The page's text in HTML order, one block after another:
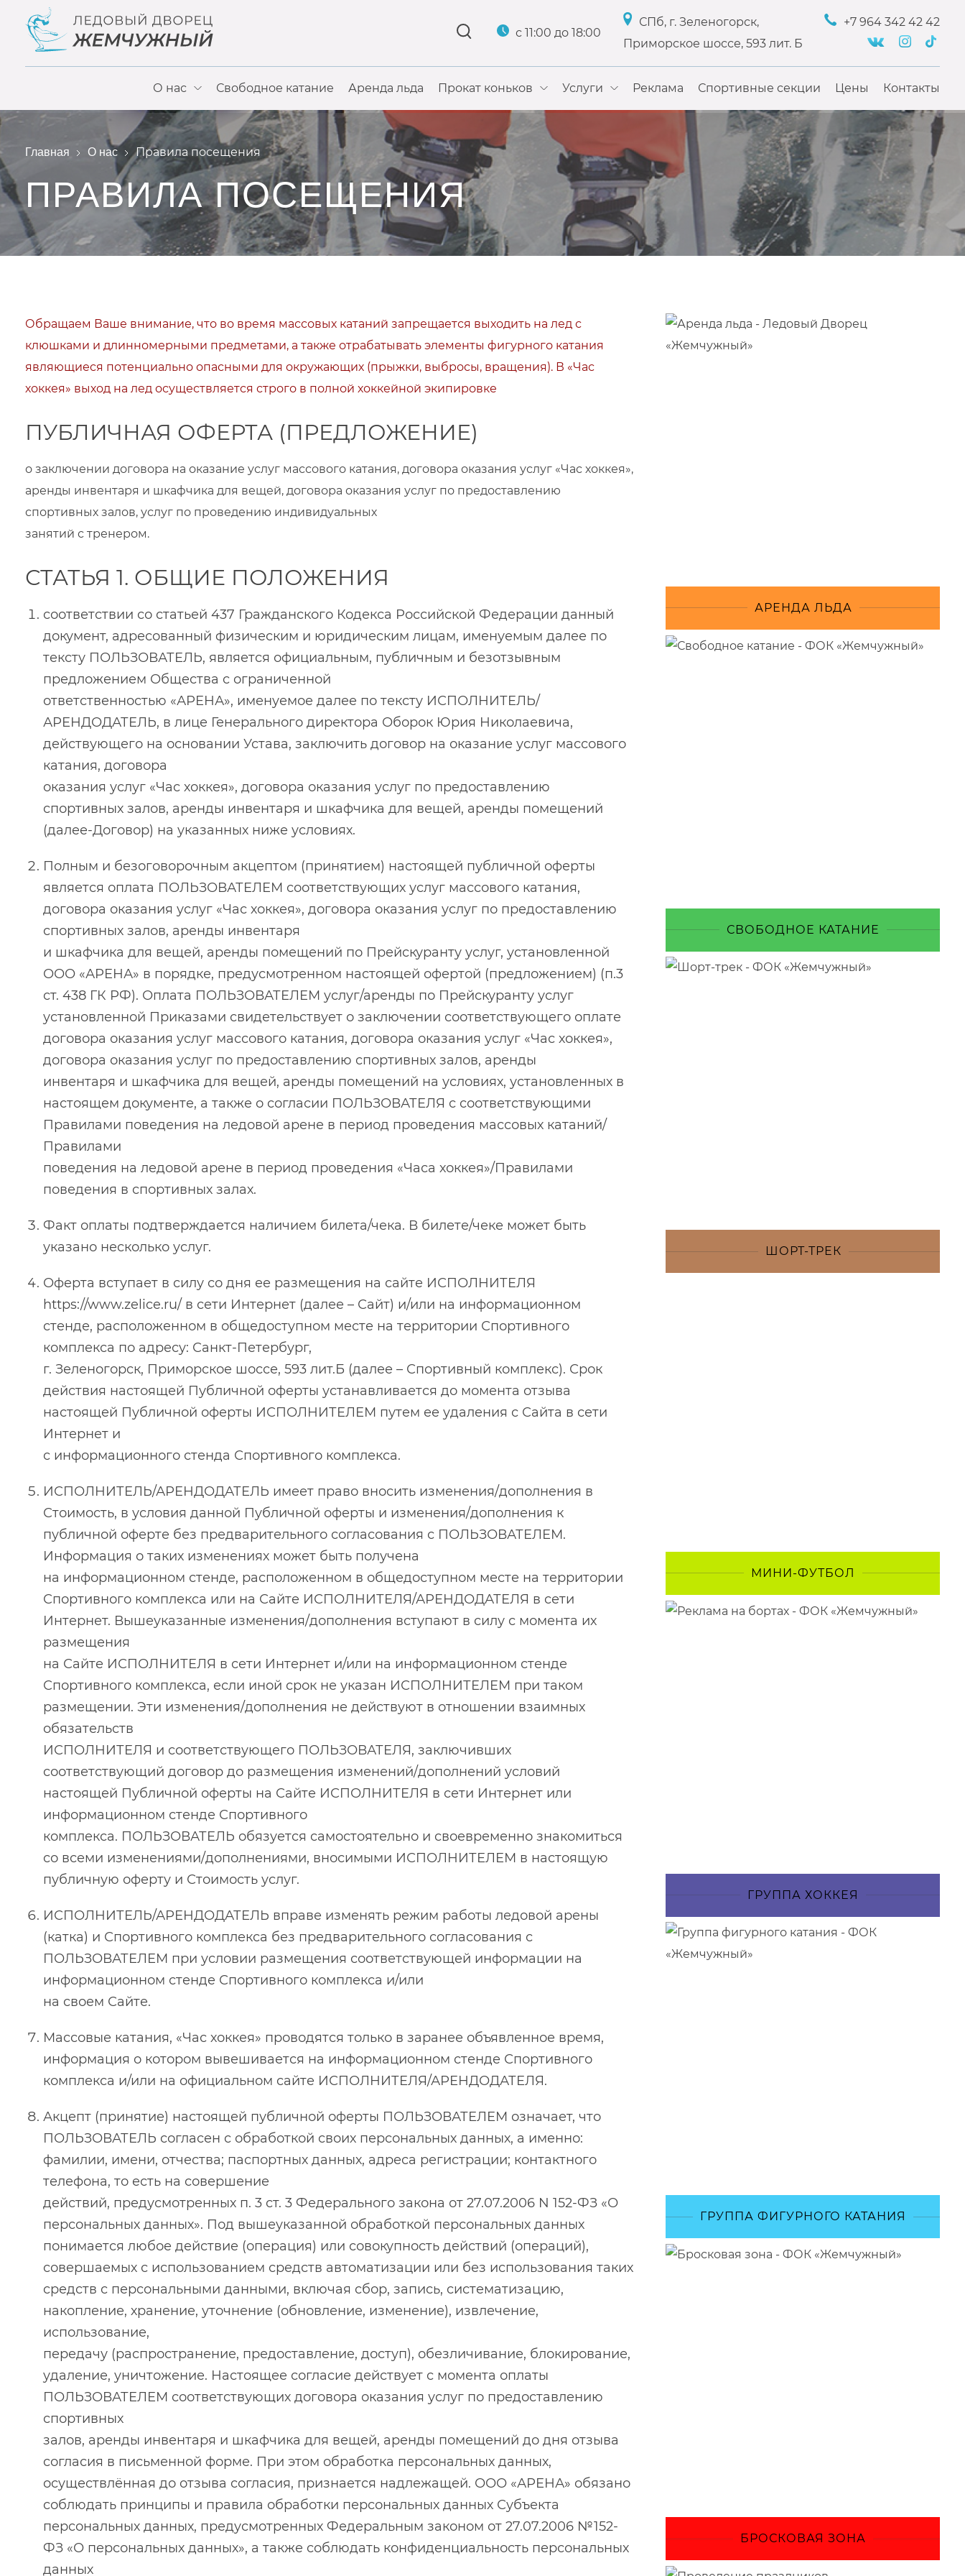
с 11:00 до 18:00
СПб, г. Зеленогорск,
Приморское шоссе, 593 лит. Б
+7 964 342 42 42
О нас Свободное катание Аренда льда Прокат коньков Услуги Реклама Спортивные секции Цены Контакты
Главная О нас Правила посещения
ПРАВИЛА ПОСЕЩЕНИЯ
Обращаем Ваше внимание, что во время массовых катаний запрещается выходить на лед с
клюшками и длинномерными предметами, а также отрабатывать элементы фигурного катания
являющиеся потенциально опасными для окружающих (прыжки, выбросы, вращения). В «Час
хоккея» выход на лед осуществляется строго в полной хоккейной экипировке
ПУБЛИЧНАЯ ОФЕРТА (ПРЕДЛОЖЕНИЕ)
о заключении договора на оказание услуг массового катания, договора оказания услуг «Час хоккея»,
аренды инвентаря и шкафчика для вещей, договора оказания услуг по предоставлению
спортивных залов, услуг по проведению индивидуальных
занятий с тренером.
СТАТЬЯ 1. ОБЩИЕ ПОЛОЖЕНИЯ
соответствии со статьей 437 Гражданского Кодекса Российской Федерации данный
документ, адресованный физическим и юридическим лицам, именуемым далее по
тексту ПОЛЬЗОВАТЕЛЬ, является официальным, публичным и безотзывным
предложением Общества с ограниченной
ответственностью «АРЕНА», именуемое далее по тексту ИСПОЛНИТЕЛЬ/
АРЕНДОДАТЕЛЬ, в лице Генерального директора Оборок Юрия Николаевича,
действующего на основании Устава, заключить договор на оказание услуг массового
катания, договора
оказания услуг «Час хоккея», договора оказания услуг по предоставлению
спортивных залов, аренды инвентаря и шкафчика для вещей, аренды помещений
(далее-Договор) на указанных ниже условиях.
Полным и безоговорочным акцептом (принятием) настоящей публичной оферты
является оплата ПОЛЬЗОВАТЕЛЕМ соответствующих услуг массового катания,
договора оказания услуг «Час хоккея», договора оказания услуг по предоставлению
спортивных залов, аренды инвентаря
и шкафчика для вещей, аренды помещений по Прейскуранту услуг, установленной
ООО «АРЕНА» в порядке, предусмотренном настоящей офертой (предложением) (п.3
ст. 438 ГК РФ). Оплата ПОЛЬЗОВАТЕЛЕМ услуг/аренды по Прейскуранту услуг
установленной Приказами свидетельствует о заключении соответствующего оплате
договора оказания услуг массового катания, договора оказания услуг «Час хоккея»,
договора оказания услуг по предоставлению спортивных залов, аренды
инвентаря и шкафчика для вещей, аренды помещений на условиях, установленных в
настоящем документе, а также о согласии ПОЛЬЗОВАТЕЛЯ с соответствующими
Правилами поведения на ледовой арене в период проведения массовых катаний/
Правилами
поведения на ледовой арене в период проведения «Часа хоккея»/Правилами
поведения в спортивных залах.
Факт оплаты подтверждается наличием билета/чека. В билете/чеке может быть
указано несколько услуг.
Оферта вступает в силу со дня ее размещения на сайте ИСПОЛНИТЕЛЯ
https://www.zelice.ru/ в сети Интернет (далее – Сайт) и/или на информационном
стенде, расположенном в общедоступном месте на территории Спортивного
комплекса по адресу: Санкт-Петербург,
г. Зеленогорск, Приморское шоссе, 593 лит.Б (далее – Спортивный комплекс). Срок
действия настоящей Публичной оферты устанавливается до момента отзыва
настоящей Публичной оферты ИСПОЛНИТЕЛЕМ путем ее удаления с Сайта в сети
Интернет и
с информационного стенда Спортивного комплекса.
ИСПОЛНИТЕЛЬ/АРЕНДОДАТЕЛЬ имеет право вносить изменения/дополнения в
Стоимость, в условия данной Публичной оферты и изменения/дополнения к
публичной оферте без предварительного согласования с ПОЛЬЗОВАТЕЛЕМ.
Информация о таких изменениях может быть получена
на информационном стенде, расположенном в общедоступном месте на территории
Спортивного комплекса или на Сайте ИСПОЛНИТЕЛЯ/АРЕНДОДАТЕЛЯ в сети
Интернет. Вышеуказанные изменения/дополнения вступают в силу с момента их
размещения
на Сайте ИСПОЛНИТЕЛЯ в сети Интернет и/или на информационном стенде
Спортивного комплекса, если иной срок не указан ИСПОЛНИТЕЛЕМ при таком
размещении. Эти изменения/дополнения не действуют в отношении взаимных
обязательств
ИСПОЛНИТЕЛЯ и соответствующего ПОЛЬЗОВАТЕЛЯ, заключивших
соответствующий договор до размещения изменений/дополнений условий
настоящей Публичной оферты на Сайте ИСПОЛНИТЕЛЯ в сети Интернет или
информационном стенде Спортивного
комплекса. ПОЛЬЗОВАТЕЛЬ обязуется самостоятельно и своевременно знакомиться
со всеми изменениями/дополнениями, вносимыми ИСПОЛНИТЕЛЕМ в настоящую
публичную оферту и Стоимость услуг.
ИСПОЛНИТЕЛЬ/АРЕНДОДАТЕЛЬ вправе изменять режим работы ледовой арены
(катка) и Спортивного комплекса без предварительного согласования с
ПОЛЬЗОВАТЕЛЕМ при условии размещения соответствующей информации на
информационном стенде Спортивного комплекса и/или
на своем Сайте.
Массовые катания, «Час хоккея» проводятся только в заранее объявленное время,
информация о котором вывешивается на информационном стенде Спортивного
комплекса и/или на официальном сайте ИСПОЛНИТЕЛЯ/АРЕНДОДАТЕЛЯ.
Акцепт (принятие) настоящей публичной оферты ПОЛЬЗОВАТЕЛЕМ означает, что
ПОЛЬЗОВАТЕЛЬ согласен с обработкой своих персональных данных, а именно:
фамилии, имени, отчества; паспортных данных, адреса регистрации; контактного
телефона, то есть на совершение
действий, предусмотренных п. 3 ст. 3 Федерального закона от 27.07.2006 N 152-ФЗ «О
персональных данных». Под вышеуказанной обработкой персональных данных
понимается любое действие (операция) или совокупность действий (операций),
совершаемых с использованием средств автоматизации или без использования таких
средств с персональными данными, включая сбор, запись, систематизацию,
накопление, хранение, уточнение (обновление, изменение), извлечение,
использование,
передачу (распространение, предоставление, доступ), обезличивание, блокирование,
удаление, уничтожение. Настоящее согласие действует с момента оплаты
ПОЛЬЗОВАТЕЛЕМ соответствующих договора оказания услуг по предоставлению
спортивных
залов, аренды инвентаря и шкафчика для вещей, аренды помещений до дня отзыва
согласия в письменной форме. При этом обработка персональных данных,
осуществлённая до отзыва согласия, признается надлежащей. ООО «АРЕНА» обязано
соблюдать принципы и правила обработки персональных данных Субъекта
персональных данных, предусмотренных Федеральным законом от 27.07.2006 №152-
ФЗ «О персональных данных», а также соблюдать конфиденциальность персональных
данных
АРЕНДА ЛЬДА
СВОБОДНОЕ КАТАНИЕ
ШОРТ-ТРЕК
МИНИ-ФУТБОЛ
ГРУППА ХОККЕЯ
ГРУППА ФИГУРНОГО КАТАНИЯ
БРОСКОВАЯ ЗОНА